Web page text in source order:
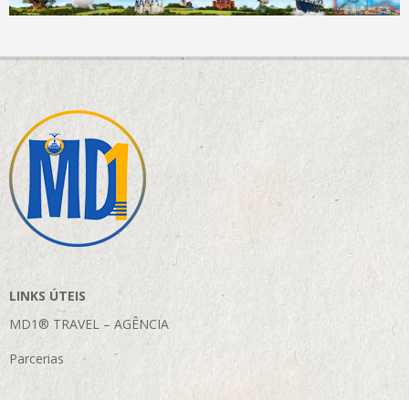
LINKS ÚTEIS
MD1® TRAVEL – AGÊNCIA
Parcerias